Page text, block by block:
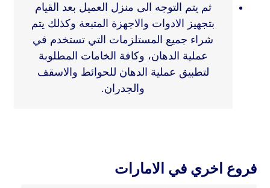
ثم يتم التوجه الى منزل العميل بعد القيام
بتجهيز الادوات والاجهزة المتبعة وكذلك يتم
شراء جميع المستلزمات التي تستخدم في
عملية الدهان، وكافة الخامات المطلوبة
لتطبيق عملية الدهان للحوائط والاسقف
والجدران.
فروع اخري في الامارات